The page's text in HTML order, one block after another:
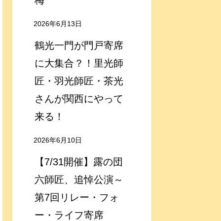
2026年6月13日
鶴光一門が門戸寄席
に大集合？！里光師
匠・羽光師匠・茶光
さんが関西にやって
来る！
2026年6月10日
【7/31開催】露の団
六師匠、追悼公演～
第7回リレー・フォ
ー・ライフ寄席